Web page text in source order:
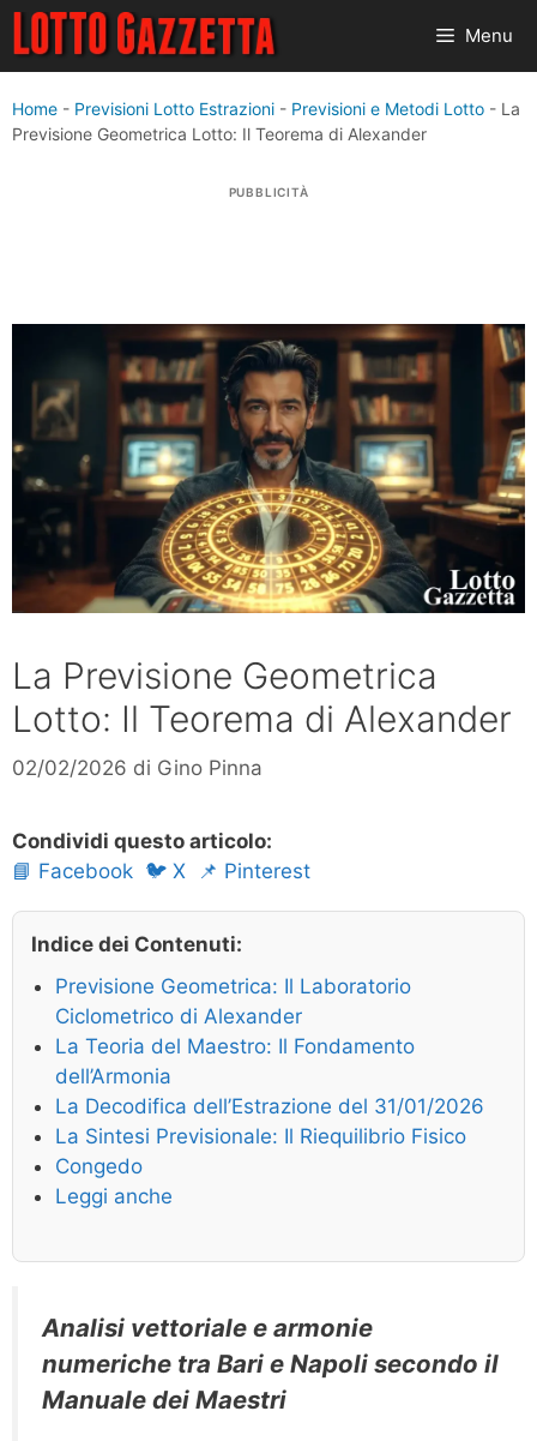
Vai
contenuto
Menu
Home - Previsioni Lotto Estrazioni - Previsioni e Metodi Lotto - La
Previsione Geometrica Lotto: Il Teorema di Alexander
PUBBLICITÀ
La Previsione Geometrica
Lotto: Il Teorema di Alexander
02/02/2026 di Gino Pinna
Condividi questo articolo:
📘 Facebook 🐦 X 📌 Pinterest
Indice dei Contenuti:
Previsione Geometrica: Il Laboratorio
Ciclometrico di Alexander
La Teoria del Maestro: Il Fondamento
dell’Armonia
La Decodifica dell’Estrazione del 31/01/2026
La Sintesi Previsionale: Il Riequilibrio Fisico
Congedo
Leggi anche
Analisi vettoriale e armonie
numeriche tra Bari e Napoli secondo il
Manuale dei Maestri